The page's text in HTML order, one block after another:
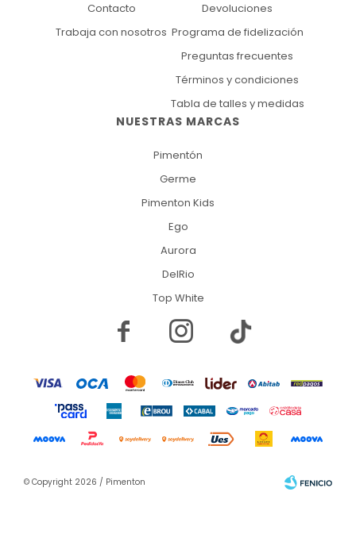
NUESTRAS MARCAS
Pimentón
Germe
Pimenton Kids
Ego
Aurora
DelRio
Top White
Devoluciones
Programa de fidelización
Preguntas frecuentes
Términos y condiciones
Tabla de talles y medidas
Contacto
Trabaja con nosotros
 
© Copyright 2026 / Pimenton